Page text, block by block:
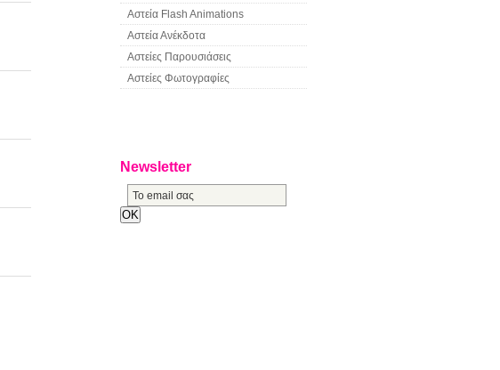
Αστεία Flash Animations
Αστεία Ανέκδοτα
Αστείες Παρουσιάσεις
Αστείες Φωτογραφίες
Newsletter